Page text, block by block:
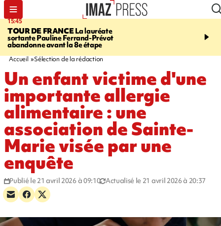
15:45
TOUR DE FRANCELa lauréate
sortante Pauline Ferrand-Prévot
abandonne avant la 8e étape
20:17
routière, concours de
Accueil Sélection de la rédaction
Un enfant victime d'une
importante allergie
alimentaire : une
association de Sainte-
Marie visée par une
enquête
Publié le 21 avril 2026 à 09:10 Actualisé le 21 avril 2026 à 20:37